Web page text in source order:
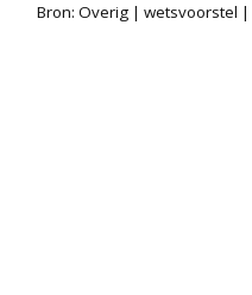
Bron: Overig | wetsvoorstel